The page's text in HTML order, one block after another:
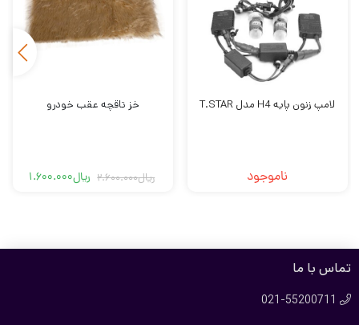
لامپ زنون پایه H4 مدل T.STAR
ناموجود
خز تاقچه عقب خودرو
ریال2.600.000
قیمت
ریال1.600.000
قیمت
تماس با ما

021-55200711